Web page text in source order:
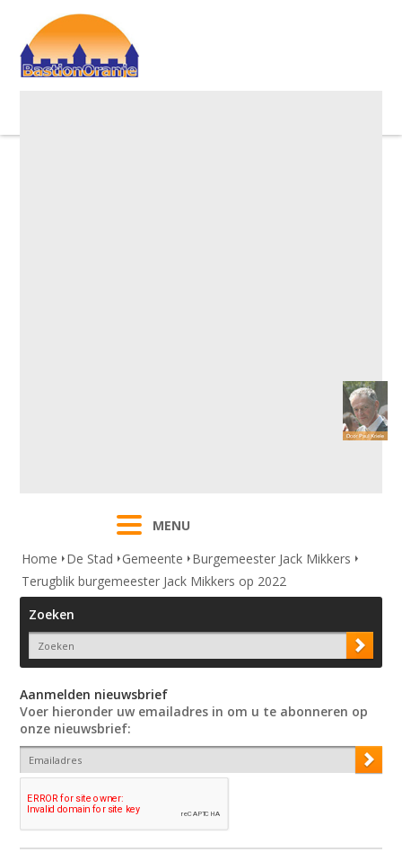
MENU
Home
De Stad Gemeente
Burgemeester Jack Mikkers
Terugblik burgemeester Jack Mikkers op 2022
Zoeken
Aanmelden nieuwsbrief
Voer hieronder uw emailadres in om u te abonneren op
onze nieuwsbrief: